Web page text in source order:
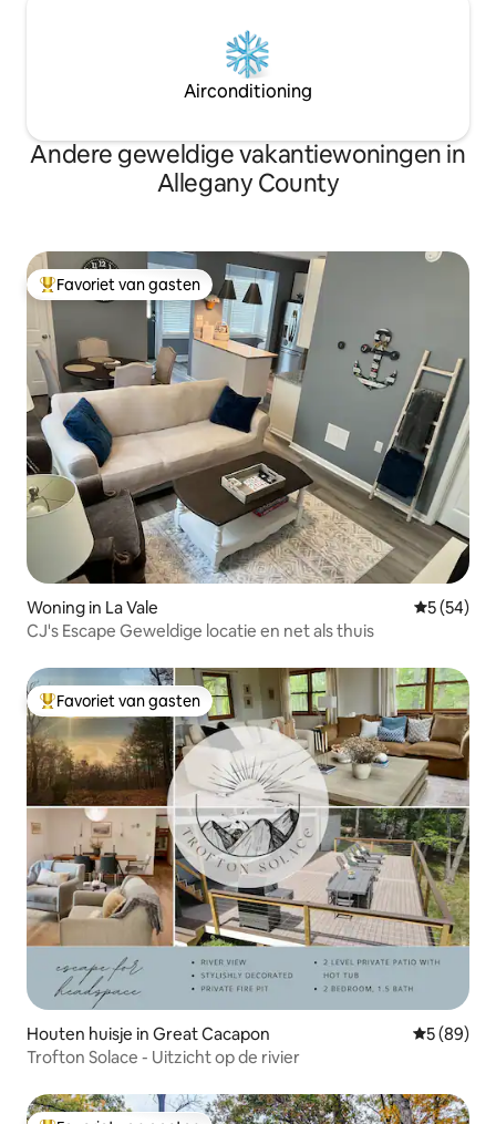
Airconditioning
Andere geweldige vakantiewoningen in
Allegany County
Topfavoriet van gasten
Favoriet van gasten
Woning in La Vale
5 (54)
CJ's Escape Geweldige locatie en net als thuis
Topfavoriet van gasten
Favoriet van gasten
Houten huisje in Great Cacapon
5 (89)
Trofton Solace - Uitzicht op de rivier